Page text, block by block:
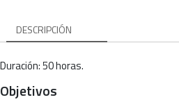
DESCRIPCIÓN
Duración: 50 horas.
Objetivos